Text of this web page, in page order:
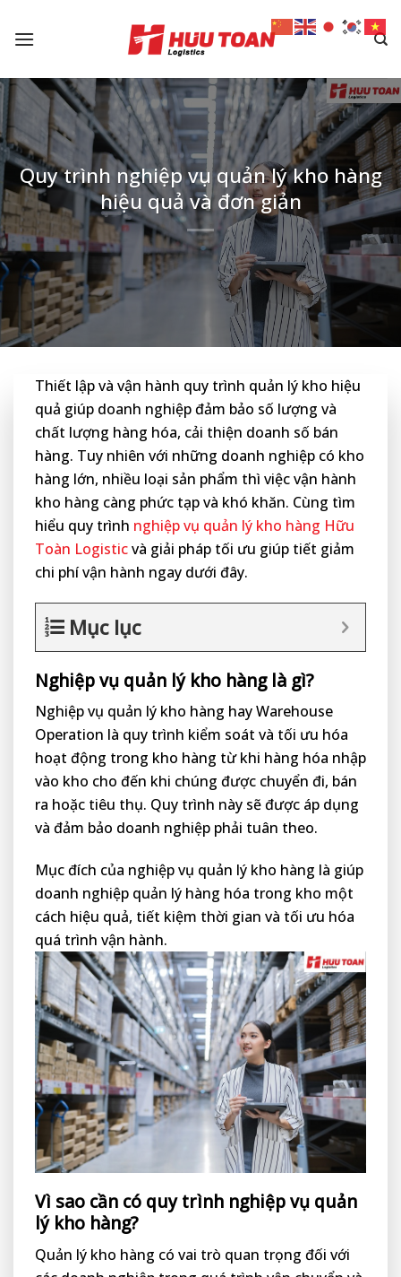
Quy trình nghiệp vụ quản lý kho hàng
hiệu quả và đơn giản
Thiết lập và vận hành quy trình quản lý kho hiệu
quả giúp doanh nghiệp đảm bảo số lượng và
chất lượng hàng hóa, cải thiện doanh số bán
hàng. Tuy nhiên với những doanh nghiệp có kho
hàng lớn, nhiều loại sản phẩm thì việc vận hành
kho hàng càng phức tạp và khó khăn. Cùng tìm
hiểu quy trình nghiệp vụ quản lý kho hàng Hữu
Toàn Logisticvà giải pháp tối ưu giúp tiết giảm
chi phí vận hành ngay dưới đây.
Mục lục
Nghiệp vụ quản lý kho hàng là gì?
Nghiệp vụ quản lý kho hàng hay Warehouse
Operation là quy trình kiểm soát và tối ưu hóa
hoạt động trong kho hàng từ khi hàng hóa nhập
vào kho cho đến khi chúng được chuyển đi, bán
ra hoặc tiêu thụ. Quy trình này sẽ được áp dụng
và đảm bảo doanh nghiệp phải tuân theo.
Mục đích của nghiệp vụ quản lý kho hàng là giúp
doanh nghiệp quản lý hàng hóa trong kho một
cách hiệu quả, tiết kiệm thời gian và tối ưu hóa
quá trình vận hành.
Vì sao cần có quy trình nghiệp vụ quản
lý kho hàng?
Quản lý kho hàng có vai trò quan trọng đối với